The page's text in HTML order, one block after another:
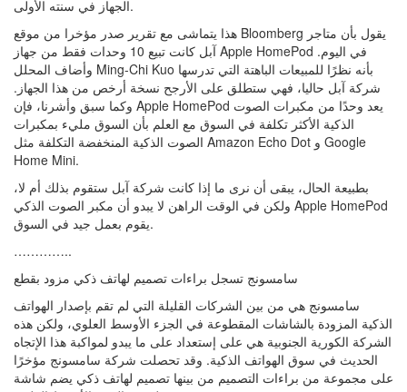
الجهاز في سنته الأولى.
هذا يتماشى مع تقرير صدر مؤخرا من موقع Bloomberg يقول بأن متاجر
آبل كانت تبيع 10 وحدات فقط من جهاز Apple HomePod في اليوم.
وأضاف المحلل Ming-Chi Kuo بأنه نظرًا للمبيعات الباهتة التي تدرسها
شركة آبل حاليا، فهي ستطلق على الأرجح نسخة أرخص من هذا الجهاز.
وكما سبق وأشرنا، فإن Apple HomePod يعد وحدًا من مكبرات الصوت
الذكية الأكثر تكلفة في السوق مع العلم بأن السوق مليء بمكبرات
الصوت الذكية المنخفضة التكلفة مثل Amazon Echo Dot و Google
Home Mini.
بطبيعة الحال، يبقى أن نرى ما إذا كانت شركة آبل ستقوم بذلك أم لا،
ولكن في الوقت الراهن لا يبدو أن مكبر الصوت الذكي Apple HomePod
يقوم بعمل جيد في السوق.
…………..
سامسونج تسجل براءات تصميم لهاتف ذكي مزود بقطع
سامسونج هي من بين الشركات القليلة التي لم تقم بإصدار الهواتف
الذكية المزودة بالشاشات المقطوعة في الجزء الأوسط العلوي، ولكن هذه
الشركة الكورية الجنوبية هي على إستعداد على ما يبدو لمواكبة هذا الإتجاه
الحديث في سوق الهواتف الذكية. وقد تحصلت شركة سامسونج مؤخرًا
على مجموعة من براءات التصميم من بينها تصميم لهاتف ذكي يضم شاشة